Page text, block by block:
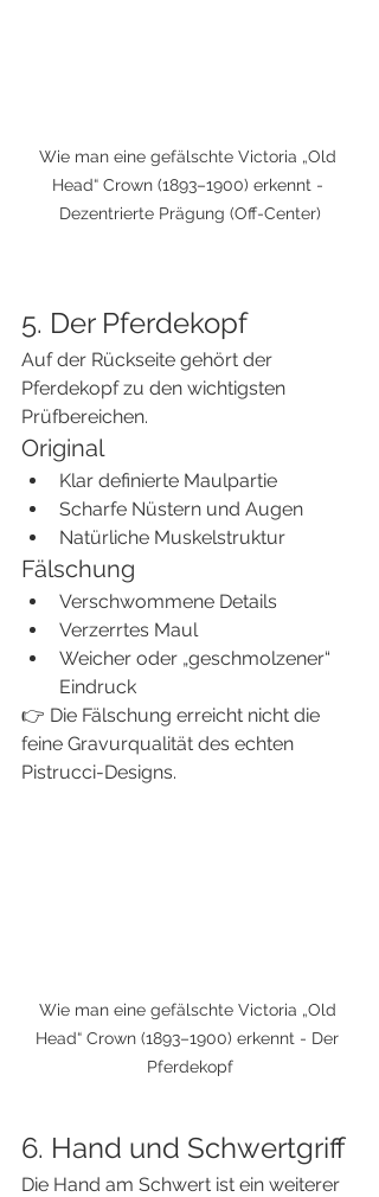
Wie man eine gefälschte Victoria „Old
Head“ Crown (1893–1900) erkennt -
Dezentrierte Prägung (Off-Center)
5. Der Pferdekopf
Auf der Rückseite gehört der
Pferdekopf zu den wichtigsten
Prüfbereichen.
Original
Klar definierte Maulpartie
Scharfe Nüstern und Augen
Natürliche Muskelstruktur
Fälschung
Verschwommene Details
Verzerrtes Maul
Weicher oder „geschmolzener“
Eindruck
👉 Die Fälschung erreicht nicht die
feine Gravurqualität des echten
Pistrucci-Designs.
Wie man eine gefälschte Victoria „Old
Head“ Crown (1893–1900) erkennt - Der
Pferdekopf
6. Hand und Schwertgriff
Die Hand am Schwert ist ein weiterer